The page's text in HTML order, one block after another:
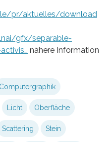
pr/aktuelles/download
gfx/separable-
nähere Information
Computergraphik
Licht Oberfläche
Scattering Stein